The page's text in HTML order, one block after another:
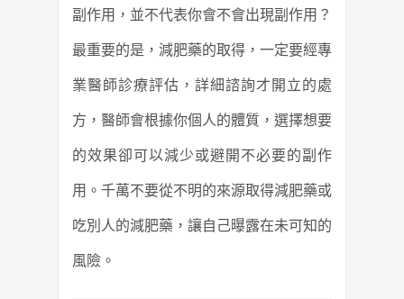
副作用， 並不代表你會不會出現副作用？
最重要的是，減肥藥的取得，一定要經專
業醫師診療評估， 詳細諮詢才開立的處
方，醫師會根據你個人的體質， 選擇想要
的效果卻可以減少或避開不必要的副作
用。 千萬不要從不明的來源取得減肥藥或
吃別人的減肥藥，讓自己曝露在未可知的
風險。